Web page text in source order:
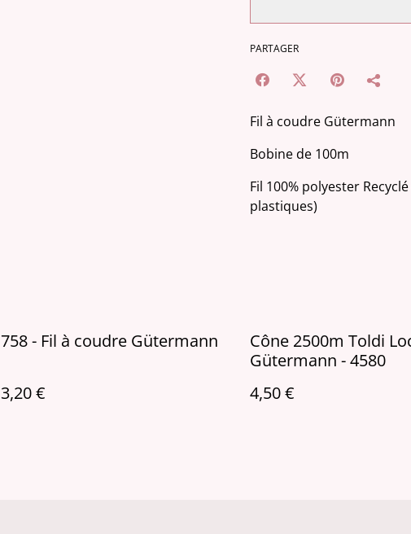
PARTAGER
Fil à coudre Gütermann
Bobine de 100m
Fil 100% polyester
plastiques)
758 - Fil à coudre Gütermann
3,20 €
Cône 2500m Toldi
Gütermann - 4580
4,50 €